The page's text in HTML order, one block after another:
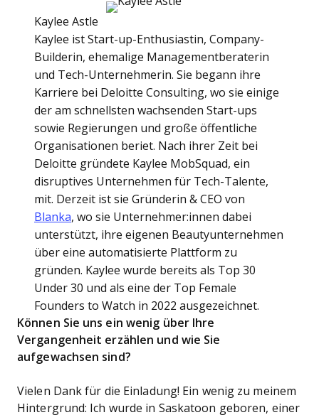
Kaylee Astle
Kaylee ist Start-up-Enthusiastin, Company-
Builderin, ehemalige Managementberaterin
und Tech-Unternehmerin. Sie begann ihre
Karriere bei Deloitte Consulting, wo sie einige
der am schnellsten wachsenden Start-ups
sowie Regierungen und große öffentliche
Organisationen beriet. Nach ihrer Zeit bei
Deloitte gründete Kaylee MobSquad, ein
disruptives Unternehmen für Tech-Talente,
mit. Derzeit ist sie Gründerin & CEO von
Blanka, wo sie Unternehmer:innen dabei
unterstützt, ihre eigenen Beautyunternehmen
über eine automatisierte Plattform zu
gründen. Kaylee wurde bereits als Top 30
Under 30 und als eine der Top Female
Founders to Watch in 2022 ausgezeichnet.
Können Sie uns ein wenig über Ihre
Vergangenheit erzählen und wie Sie
aufgewachsen sind?
Vielen Dank für die Einladung! Ein wenig zu meinem
Hintergrund: Ich wurde in Saskatoon geboren, einer